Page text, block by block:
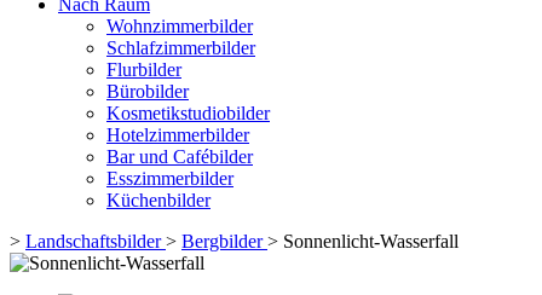
Nach Raum
Wohnzimmerbilder
Schlafzimmerbilder
Flurbilder
Bürobilder
Kosmetikstudiobilder
Hotelzimmerbilder
Bar und Cafébilder
Esszimmerbilder
Küchenbilder
> Landschaftsbilder> Bergbilder> Sonnenlicht-Wasserfall